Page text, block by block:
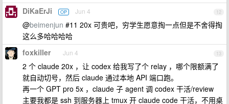
12
DiKaErJi OP Jun 4
@beimenjun #11 20x 可贵吧，穷学生愿意掏一点但是不舍得掏
这么多哈哈哈哈
13
foxkiller Jun 4
2 个 claude 20x ，让 codex 给我写了个 relay ，哪个限额满了
就自动切号，然后 claude 通过本地 API 端口跑。
再一个 GPT pro 5x ，claude 子 agent 调 codex 干活/review
主要我都是 ssh 到服务器上 tmux 开 claude code 干活，不用桌